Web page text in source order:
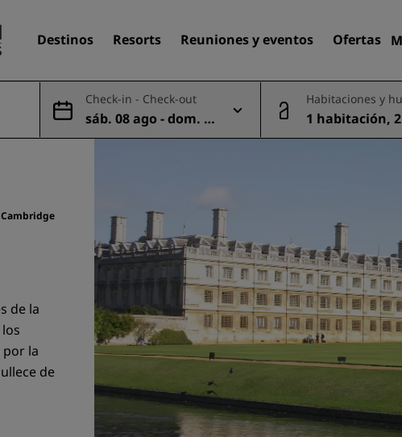
Destinos Resorts Reuniones y eventos Ofertas
Encuentra
Hoteles en
Hoteles
apertura
Reuniones
Descubre
Reserva
Destinos
Check-in - Check-out
sáb. 08 ago - dom. 0
9 ago
Habitaciones y
des
1 habitación,
tos
Cambridge
de la
la
de